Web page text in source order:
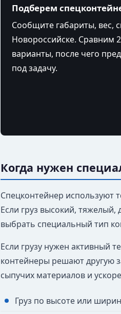
Подберем
Сообщите габариты, вес,
Новороссийске. Сравним
варианты, после чего
под задачу.
Когда нужен
Спецконтейнер используют
Если груз высокий,
выбрать специальный тип
Если грузу нужен активный
контейнеры решают другую
сыпучих материалов и
Груз по высоте или